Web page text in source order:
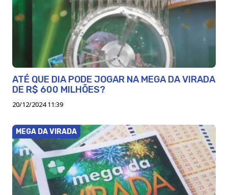
ATÉ QUE DIA PODE JOGAR NA MEGA DA VIRADA
DE R$ 600 MILHÕES?
20/12/2024 11:39
MEGA DA VIRADA